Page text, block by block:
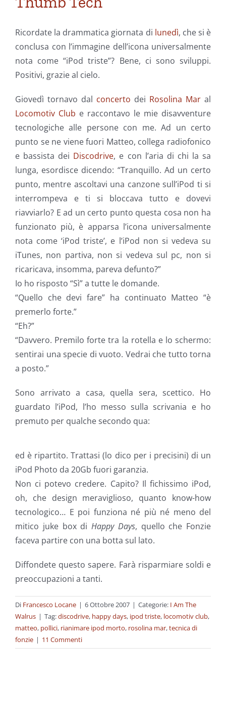
Ricordate la drammatica giornata di lunedì, che si è
conclusa con l’immagine dell’icona universalmente
nota come “iPod triste”? Bene, ci sono sviluppi.
Positivi, grazie al cielo.
Giovedì tornavo dal concerto dei Rosolina Mar al
Locomotiv Club e raccontavo le mie disavventure
tecnologiche alle persone con me. Ad un certo
punto se ne viene fuori Matteo, collega radiofonico
e bassista dei Discodrive, e con l’aria di chi la sa
lunga, esordisce dicendo: “Tranquillo. Ad un certo
punto, mentre ascoltavi una canzone sull’iPod ti si
interrompeva e ti si bloccava tutto e dovevi
riavviarlo? E ad un certo punto questa cosa non ha
funzionato più, è apparsa l’icona universalmente
nota come ‘iPod triste’, e l’iPod non si vedeva su
iTunes, non partiva, non si vedeva sul pc, non si
ricaricava, insomma, pareva defunto?”
Io ho risposto “Sì” a tutte le domande.
“Quello che devi fare” ha continuato Matteo “è
premerlo forte.”
“Eh?”
“Davvero. Premilo forte tra la rotella e lo schermo:
sentirai una specie di vuoto. Vedrai che tutto torna
a posto.”
Sono arrivato a casa, quella sera, scettico. Ho
guardato l’iPod, l’ho messo sulla scrivania e ho
premuto per qualche secondo qua:
ed è ripartito. Trattasi (lo dico per i precisini) di un
iPod Photo da 20Gb fuori garanzia.
Non ci potevo credere. Capito? Il fichissimo iPod,
oh, che design meraviglioso, quanto know-how
tecnologico… E poi funziona né più né meno del
mitico juke box di Happy Days, quello che Fonzie
faceva partire con una botta sul lato.
Diffondete questo sapere. Farà risparmiare soldi e
preoccupazioni a tanti.
Di Francesco Locane | 6 Ottobre 2007 | Categorie: I Am The
Walrus | Tag:discodrive, happy days, ipod triste, locomotiv club,
matteo, pollici, rianimare ipod morto, rosolina mar,tecnica di
fonzie | 11 Commenti